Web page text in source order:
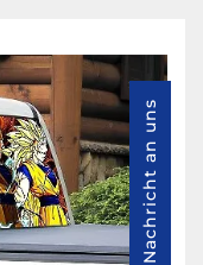
Nachricht an uns